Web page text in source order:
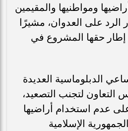
ومواطنيها والمقيمين
الرد على العدوان، مشيرًا
حقها المشروع في
الدبلوماسية العديدة
التعاون لتجنب التصعيد،
عدم استخدام أراضيها
الإسلامية